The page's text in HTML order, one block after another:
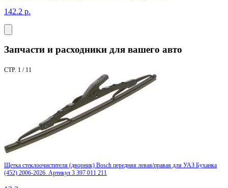
142.2 р.
Запчасти и расходники для вашего авто
СТР. 1 / 11
Щетка стеклоочистителя (дворник) Bosch передняя левая/правая для УАЗ Буханка
(452) 2006-2026. Артикул 3 397 011 211